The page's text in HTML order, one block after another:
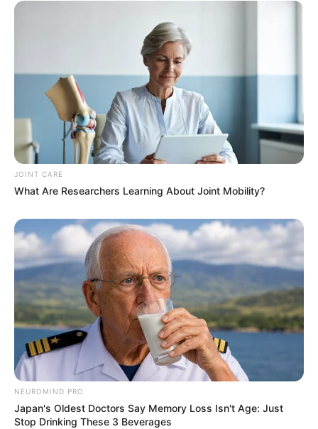
Discover What May Be Influencing Your Joint
Guatemala Dental
GUATEMALA DENTAL
JOINT CARE
What Are Researchers Learning About Joint Mobility?
NEUROMIND PRO
Japan's Oldest Doctors Say Memory Loss Isn't Age: Just
Stop Drinking These 3 Beverages